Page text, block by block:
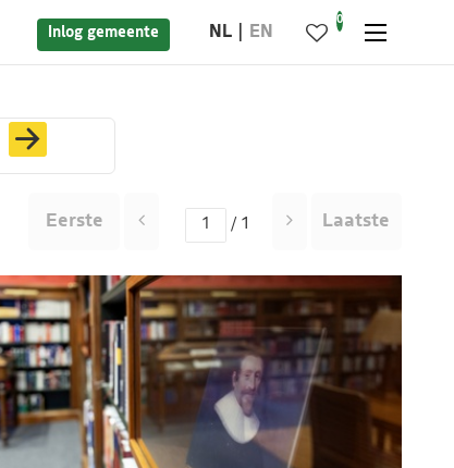
Inlog gemeente NL EN
0
Eerste / 1 Laatste